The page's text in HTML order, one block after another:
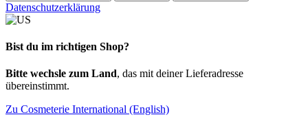
Datenschutzerklärung
Bist du im richtigen Shop?
Bitte wechsle zum Land, das mit deiner Lieferadresse
übereinstimmt.
Zu Cosmeterie International (English)